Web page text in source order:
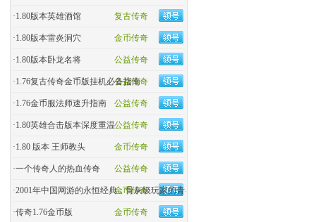
复古传奇
·1.80版本英雄酒馆
金币传奇
·1.80版本雷炎洞穴
公益传奇
·1.80版本卧龙名将
公益传奇
·1.76复古传奇金币版挂机必备指南
公益传奇
·1.76金币服法师速升指南
公益传奇
·1.80英雄合击版本深度重温
金币传奇
·1.80 版本 王师教头
公益传奇
·一个传奇人的热血传奇
金币传奇
·2001年中国网游的永恒经典，骨灰级玩家的青春回忆杀！
金币传奇
·传奇1.76金币版